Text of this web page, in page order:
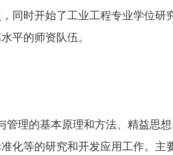
同时开始了工业工程专业学位研
平的师资队伍。
管理的基本原理和方法、精益思
化等的研究和开发应用工作。 主